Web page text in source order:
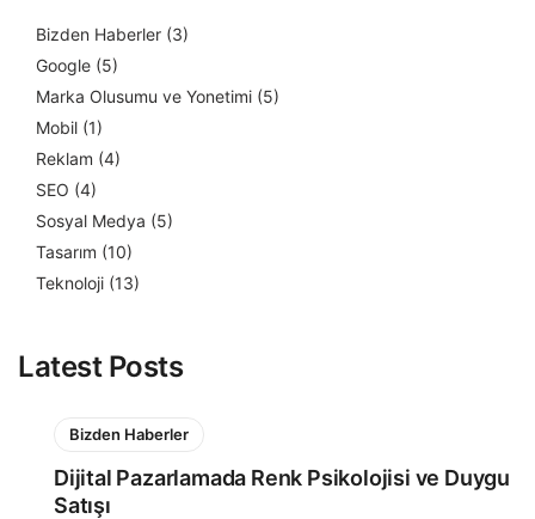
Bizden Haberler (3)
Google (5)
Marka Olusumu ve Yonetimi (5)
Mobil (1)
Reklam (4)
SEO (4)
Sosyal Medya (5)
Tasarım (10)
Teknoloji (13)
Latest Posts
Bizden Haberler
Dijital Pazarlamada Renk Psikolojisi ve Duygu
Satışı